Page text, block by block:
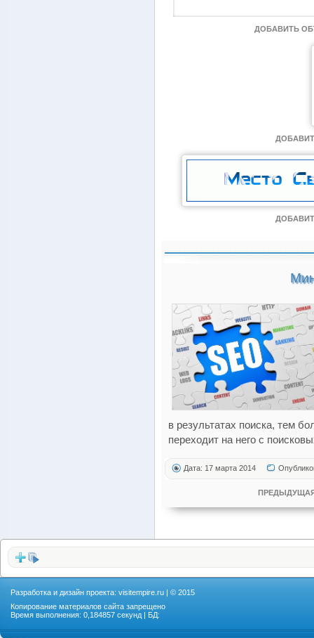
ДОБАВИТЬ
в результатах поиска, тем
переходит на него с
Дата: 17 марта 2014
Разработка и дизайн проекта: visitempire.ru | © 2015
Копирование материалов сайта запрещено
Время выполнения: 0,184857 секунд | БД: